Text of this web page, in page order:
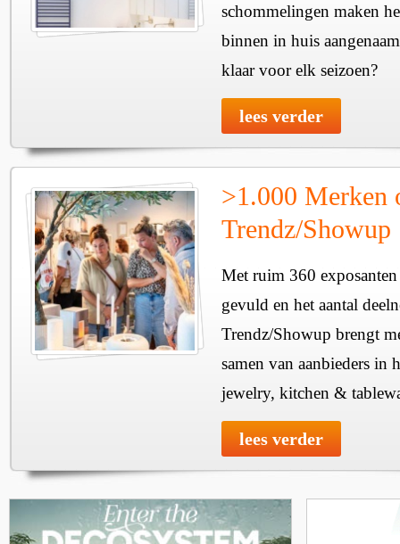
schommelingen maken
binnen in huis
klaar voor elk seizoen?
lees verder
>1.000 Merken
Trendz/Showup
Met ruim 360
gevuld en het aantal
Trendz/Showup brengt
samen van aanbieders in
jewelry, kitchen &
lees verder